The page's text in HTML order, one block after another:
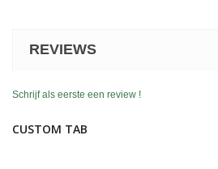
REVIEWS
Schrijf als eerste een review !
CUSTOM TAB